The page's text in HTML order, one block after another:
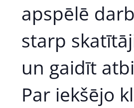
apspēlē
starp
un gaidīt
Par iekšējo